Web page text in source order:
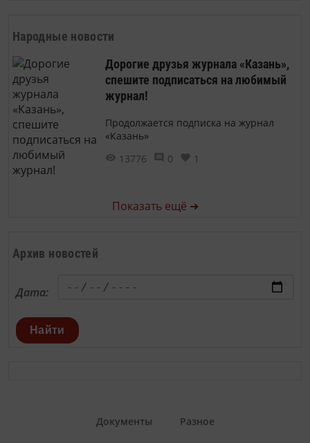
Народные новости
Дорогие друзья журнала «Казань»,
спешите подписаться на любимый
журнал!
Продолжается подписка на журнал
«Казань»
13776
0 1
Показать ещё ➜
Архив новостей
Дата:
Найти
Документы Разное